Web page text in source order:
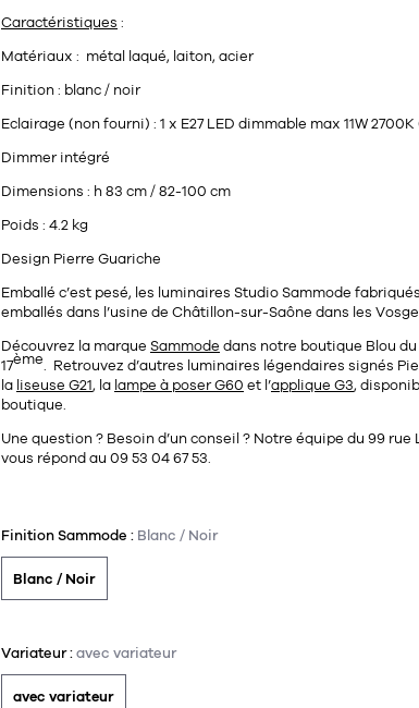
Caractéristiques :
Matériaux : métal laqué, laiton, acier
Finition : blanc / noir
Eclairage (non fourni) : 1 x E27 LED dimmable max 11W
Dimmer intégré
Dimensions : h 83 cm / 82-100 cm
Poids : 4.2 kg
Design Pierre Guariche
Emballé c’est pesé, les luminaires Studio Sammode
emballés dans l’usine de Châtillon-sur-Saône dans les
Découvrez la marque Sammode dans notre boutique Blou
17ème. Retrouvez d’autres luminaires légendaires signés
la liseuse G21, la lampe à poser G60 et l’applique G3,
boutique.
Une question ? Besoin d’un conseil ? Notre équipe du 99 rue
vous répond au 09 53 04 67 53.
Finition Sammode : Blanc / Noir
Blanc / Noir
Variateur :avec variateur
avec variateur